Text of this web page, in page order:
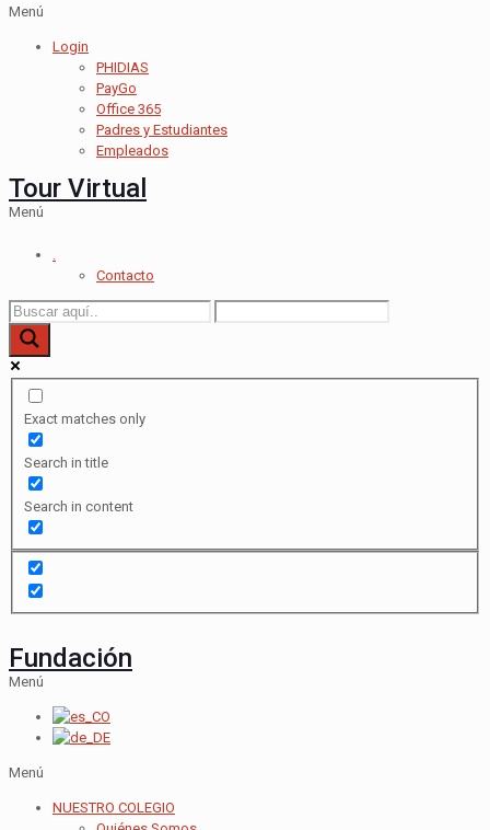
Menú
Login
PHIDIAS
PayGo
Office 365
Padres y Estudiantes
Empleados
Tour Virtual
Menú
.
Contacto
Exact matches only
Search in title
Search in content
Fundación
Menú
Menú
NUESTRO COLEGIO